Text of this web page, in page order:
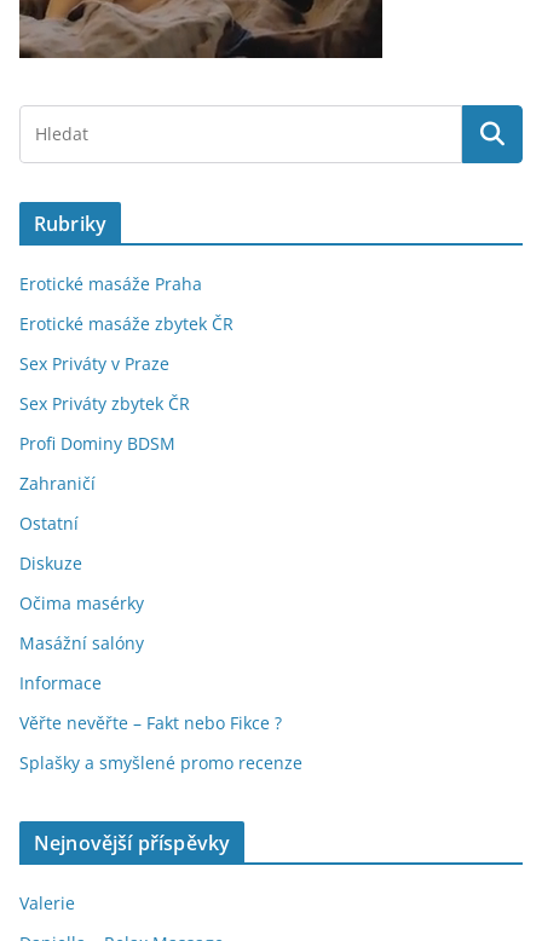
Rubriky
Erotické masáže Praha
Erotické masáže zbytek ČR
Sex Priváty v Praze
Sex Priváty zbytek ČR
Profi Dominy BDSM
Zahraničí
Ostatní
Diskuze
Očima masérky
Masážní salóny
Informace
Věřte nevěřte – Fakt nebo Fikce ?
Splašky a smyšlené promo recenze
Nejnovější příspěvky
Valerie